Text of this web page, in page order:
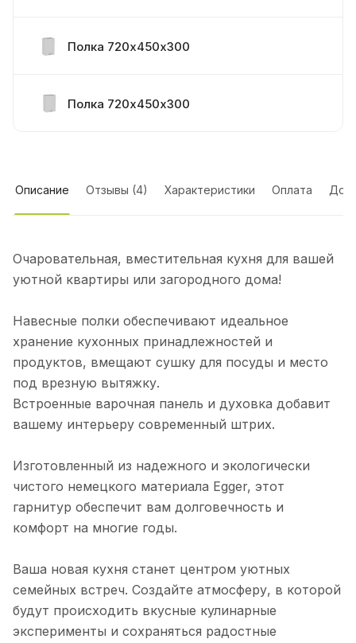
Полка 720х450х300
Полка 720х450х300
Полка под сушку 720х600х300, с сушкой
Полка под вытяжку 720х600х300
Стол под духовку 720х600х560
Фасад на пм 450
Описание Отзывы (4) Характеристики Оплата
Очаровательная, вместительная кухня для вашей
уютной квартиры или загородного дома!
Навесные полки обеспечивают идеальное
хранение кухонных принадлежностей и
продуктов, вмещают сушку для посуды и место
под врезную вытяжку.
Встроенные варочная панель и духовка добавит
вашему интерьеру современный штрих.
Изготовленный из надежного и экологически
чистого немецкого материала Egger, этот
гарнитур обеспечит вам долговечность и
комфорт на многие годы.
Ваша новая кухня станет центром уютных
семейных встреч. Создайте атмосферу, в которой
будут происходить вкусные кулинарные
эксперименты и сохраняться радостные